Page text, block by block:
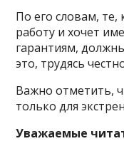
По его словам, те,
работу и хочет
гарантиям,
это, трудясь
Важно отметить,
только для
Уважаемые